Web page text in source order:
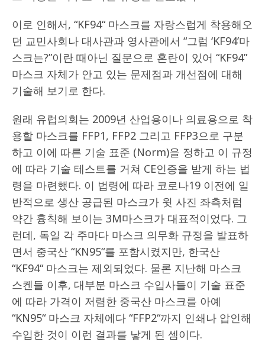
이로 인해서, “KF94“ 마스크를 자랑스럽게 착용해오
던 교민사회나 대사관과 영사관에서 “그럼 ‘KF94’마
스크는?”이란 때아닌 질문으로 혼란이 있어 “KF94”
마스크 자체가 안고 있는 문제점과 개선점에 대해
기술해 보기로 한다.
원래 유럽의회는 2009년 산업용이나 의료용으로 착
용할 마스크를 FFP1, FFP2 그리고 FFP3으로 구분
하고 이에 따른 기술 표준 (Norm)을 정하고 이 규정
에 따라 기술 테스트를 거쳐 CE인증을 받게 하는 법
령을 마련했다. 이 법령에 따라 코로나19 이전에 일
반적으로 생산 공급된 마스크가 윗 사진 좌측처럼
약간 흉칙해 보이는 3M마스크가 대표적이었다. 그
런데, 독일 각 주마다 마스크 의무화 규정을 발표하
면서 중국산 “KN95“를 포함시켰지만, 한국산
“KF94“ 마스크는 제외되었다. 물론 지난해 마스크
스켄들 이후, 대부분 마스크 수입사들이 기술 표준
에 따라 가격이 저렴한 중국산 마스크를 아예
“KN95“ 마스크 자체에다 “FFP2“까지 인쇄나 압인해
수입한 것이 이런 결과를 낳게 된 셈이다.